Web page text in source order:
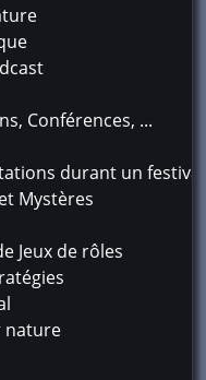
Conférences, ...
durant un festival
Mystères
Jeux de rôles
nature